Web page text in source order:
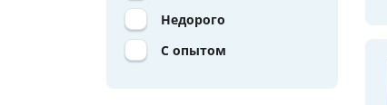
Недорого
С опытом